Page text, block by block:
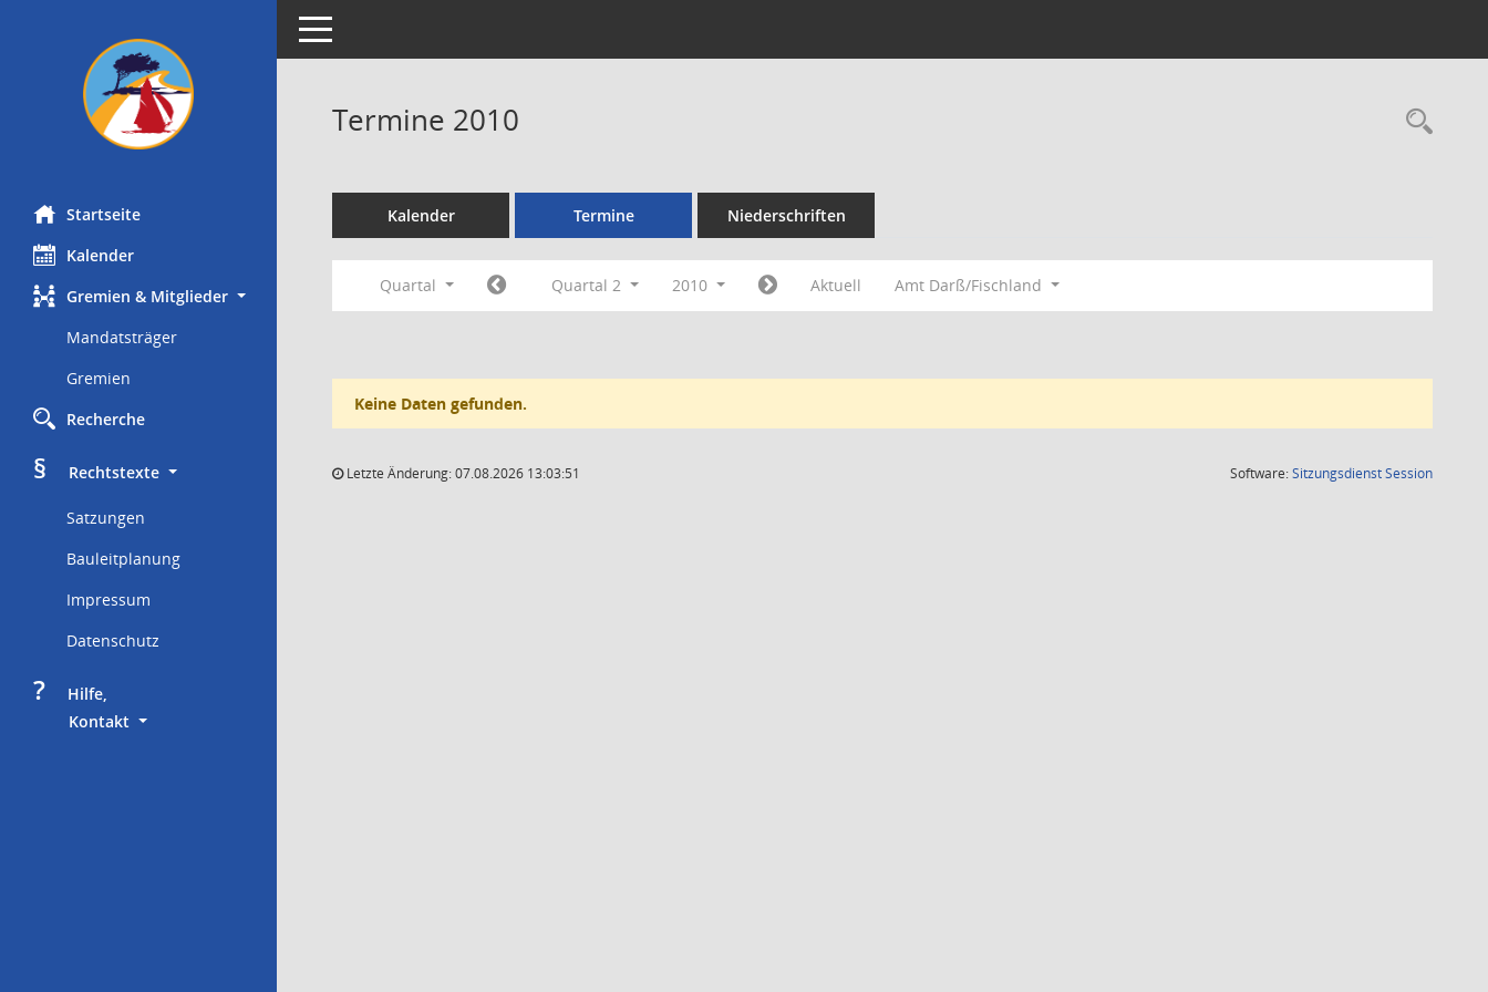
Startseite
Kalender
Gremien & Mitglieder
Mandatsträger
Gremien
Recherche
§
     Rechtstexte
Satzungen
Bauleitplanung
Impressum
Datenschutz
?
     Hilfe,
Kontakt
Toggle navigation
Termine 2010
Kalender Termine Niederschriften
Quartal Quartal 2 2010 Aktuell Amt Darß/Fischland
Keine Daten gefunden.
Letzte Änderung: 07.08.2026 13:03:51 Software:SitzungsdienstSession(Wird in